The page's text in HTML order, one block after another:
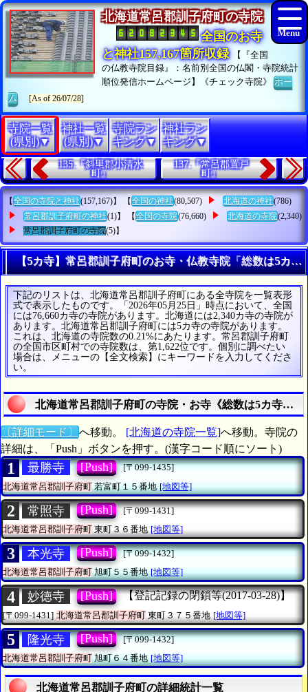
北海道常呂郡訓子府町の寺院
全国のお寺
と神社157,167箇所収録
【『全国
の仏教寺院目録』：名前別全国の仏閣・寺院統計
順位発信ホームページ】《チェック寺院》ホー
ム
[As of 26/07/28]
寺院一覧
(県別)▼
神社一覧
(県別)▼
寺院ラン
キング▼
神社ラン
キング▼
135.『斜里郡小清水
町』
137.『常呂郡置戸
町』
【 全国の寺院と神社(157,167)】 【 全国の神社(80,507) 北海道の神社(786)
常呂郡訓子府町の神社(1)】 【 全国の寺院(76,660) 北海道の寺院(2,340)
常呂郡訓子府町の寺院(5)】
【5カ寺】常呂郡訓子府町のお寺・仏教寺院「総数は5カ寺
下記のリストは、北海道常呂郡訓子府町にある全寺院を一覧表形
式で表示したものです。「2026年05月25日」時点において、全国
には76,660カ寺の寺院があります。北海道には2,340カ寺の寺院が
あります。北海道常呂郡訓子府町には5カ寺の寺院があります。
これは、北海道の寺院数の0.21%にあたります。常呂郡訓子府町
の全国市区町村での寺院数は、第1,622位です。個別に調べたい
場合は、メニューの【全文検索】にキーワードを入力してくださ
い。
北海道常呂郡訓子府町の寺院・お寺《総数は5カ寺》の
〔詳細モード〕 へ移動。 [北海道の寺院一覧]へ移動。寺院の
詳細は、「Push」ボタンを押す。(漢字コード順にソート)
1 最勝寺 [Push]
[〒099-1435]
北海道常呂郡訓子府町若富町１５番地 [地図等]
2 常照寺 [Push]
[〒099-1431]
北海道常呂郡訓子府町東町３６番地 [地図等]
3 本光寺 [Push]
[〒099-1432]
北海道常呂郡訓子府町旭町５５番地 [地図等]
4 妙徳寺 [Push] 【登記記録の閉鎖等(2017-03-28)】
[〒099-1431] 北海道常呂郡訓子府町 東町３７５番地 [地図等]
5 隆光寺 [Push]
[〒099-1432]
北海道常呂郡訓子府町旭町６４番地 [地図等]
北海道常呂郡訓子府町の詳細統計一覧